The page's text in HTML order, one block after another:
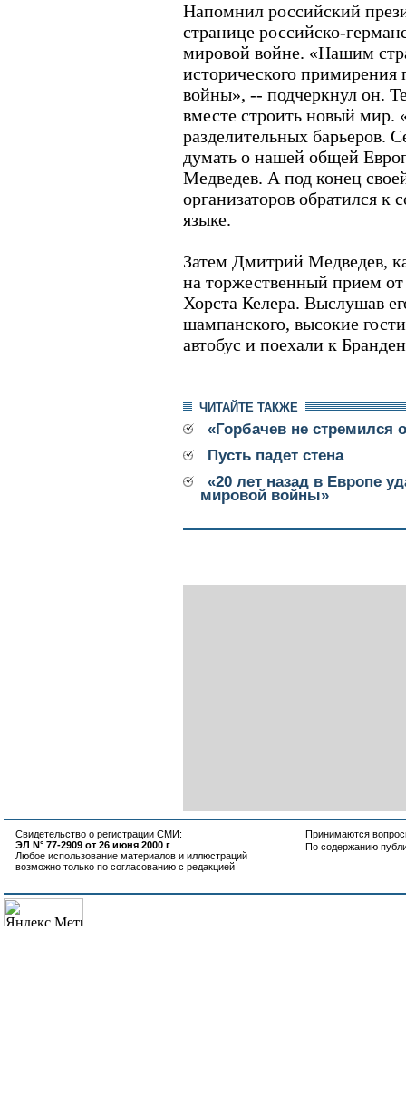
Напомнил российский
странице российско-
мировой войне. «Нашим
исторического примирения
войны», -- подчеркнул он.
вместе строить новый мир.
разделительных барьеров.
думать о нашей общей
Медведев. А под конец
организаторов обратился
языке.
Затем Дмитрий Медведев,
на торжественный прием
Хорста Келера. Выслушав
шампанского, высокие
автобус и поехали к
ЧИТАЙТЕ ТАКЖЕ
«Горбачев не стремился
Пусть падет стена
«20 лет назад в Европе
мировой войны»
Свидетельство о регистрации СМИ:
ЭЛ N° 77-2909 от 26 июня 2000 г
Любое использование материалов и иллюстраций
возможно только по согласованию с редакцией
Принимаются
По содержанию